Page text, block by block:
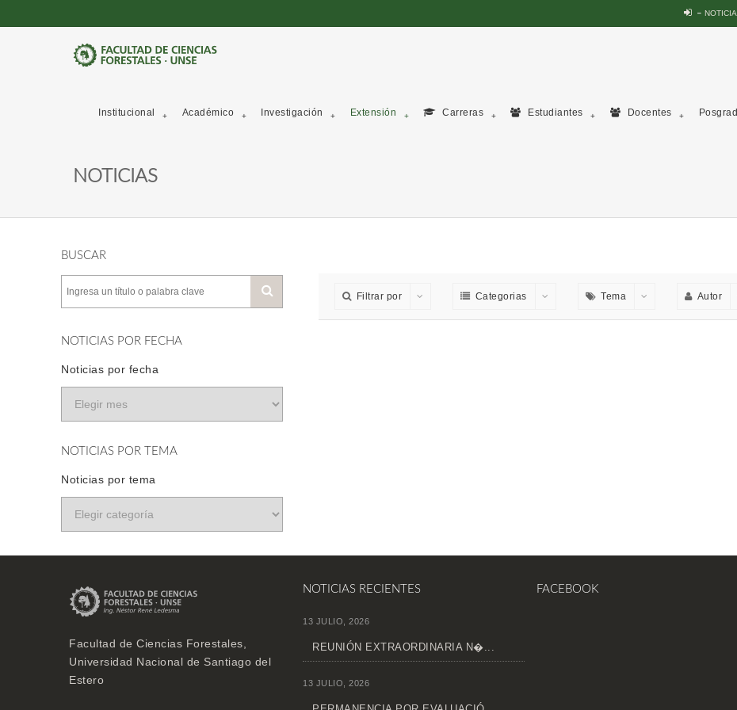
Institucional Académico Investigación Extensión Carreras Estudiantes Docentes
NOTICIAS
BUSCAR
NOTICIAS POR FECHA
Noticias por fecha
NOTICIAS POR TEMA
Noticias por tema
Filtrar por Categorias Tema Autor
Facultad de Ciencias Forestales,
Universidad Nacional de Santiago del
Estero
NOTICIAS RECIENTES
13 JULIO, 2026
REUNIÓN EXTRAORDINARIA N�...
13 JULIO, 2026
FACEBOOK